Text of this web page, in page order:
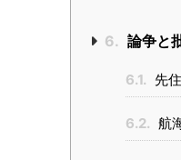
6. 論争と
6.1. 先
6.2. 航